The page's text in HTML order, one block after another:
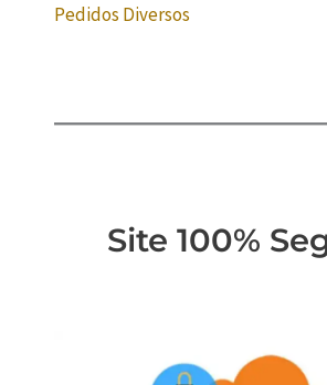
Pedidos Diversos
Site 100%